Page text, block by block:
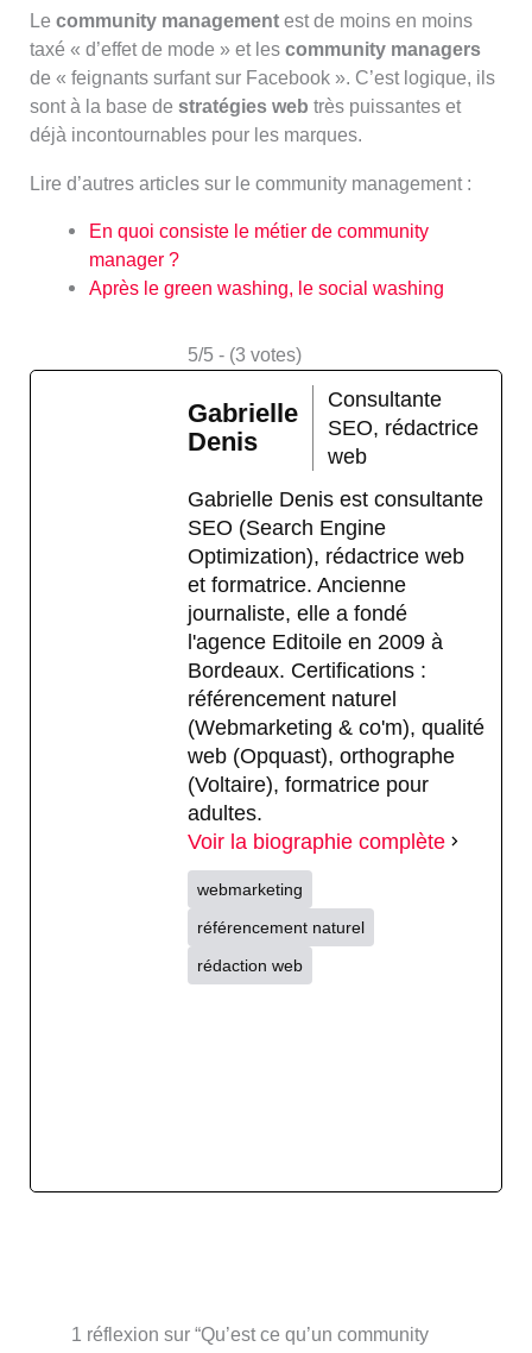
Lecommunity management est de moins en moins
taxé « d’effet de mode » et lescommunity managers
de « feignants surfant sur Facebook ». C’est logique, ils
sont à la base destratégies web très puissantes et
déjà incontournables pour les marques.
Lire d’autres articles sur le community management :
En quoi consiste le métier de community
manager ?
Après le green washing, le social washing
5/5 - (3 votes)
Gabrielle
Denis
Consultante
SEO, rédactrice
web
Gabrielle Denis est consultante
SEO (Search Engine
Optimization), rédactrice web
et formatrice. Ancienne
journaliste, elle a fondé
l'agence Editoile en 2009 à
Bordeaux. Certifications :
référencement naturel
(Webmarketing & co'm), qualité
web (Opquast), orthographe
(Voltaire), formatrice pour
adultes.
Voir la biographie complète
webmarketing
référencement naturel
rédaction web
1 réflexion sur “Qu’est ce qu’un community